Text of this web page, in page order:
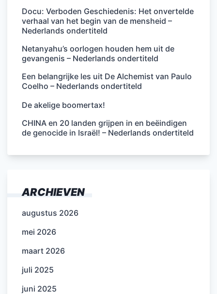
Docu: Verboden Geschiedenis: Het onvertelde
verhaal van het begin van de mensheid –
Nederlands ondertiteld
Netanyahu’s oorlogen houden hem uit de
gevangenis – Nederlands ondertiteld
Een belangrijke les uit De Alchemist van Paulo
Coelho – Nederlands ondertiteld
De akelige boomertax!
CHINA en 20 landen grijpen in en beëindigen
de genocide in Israël! – Nederlands ondertiteld
ARCHIEVEN
augustus 2026
mei 2026
maart 2026
juli 2025
juni 2025